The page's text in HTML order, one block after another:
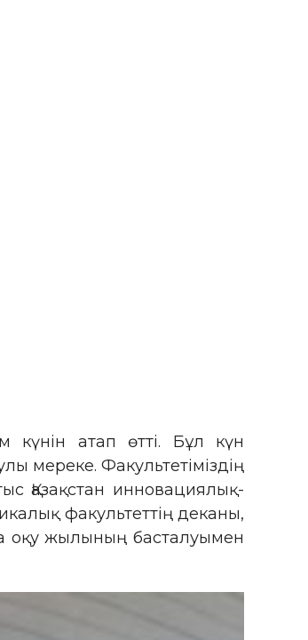
күнін атап өтті. Бұл күн
мереке. Факультетіміздің
Қазақстан инновациялық-
факультеттің деканы,
оқу жылының басталуымен